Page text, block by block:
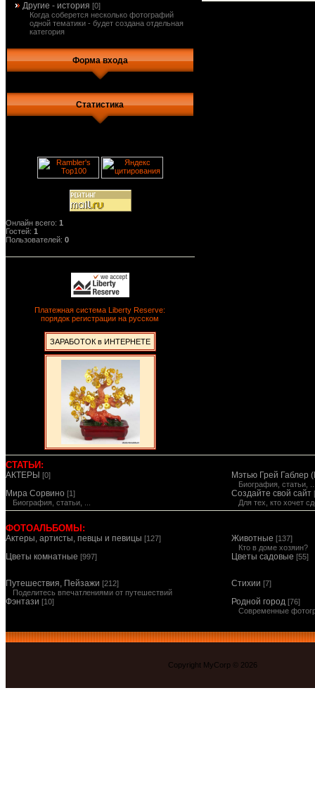
Другие - история [0]
Когда соберется несколько фотографий
одной тематики - будет создана отдельная
категория
Форма входа
Статистика
Онлайн всего: 1
Гостей: 1
Пользователей: 0
Платежная система Liberty Reserve:
порядок регистрации на русском
ЗАРАБОТОК в ИНТЕРНЕТЕ
СТАТЬИ:
АКТЕРЫ [0] Мэтью Грей Габлер
Биография, статьи,
Мира Сорвино [1]
Биография, статьи, ...
Создайте свой сайт
Для тех, кто хочет
ФОТОАЛЬБОМЫ:
Актеры, артисты, певцы и певицы [127] Животные [137]
Кто в доме хозяин?
Цветы комнатные [997] Цветы садовые [55]
Путешествия, Пейзажи [212]
Поделитесь впечатлениями от путешествий
Стихии [7]
Фэнтази [10] Родной город [76]
Современные
Copyright MyCorp © 2026